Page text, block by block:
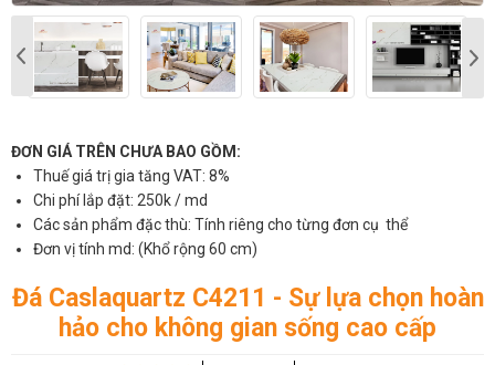
ĐƠN GIÁ TRÊN CHƯA BAO GỒM:
Thuế giá trị gia tăng VAT: 8%
Chi phí lắp đặt: 250k / md
Các sản phẩm đặc thù: Tính riêng cho từng đơn cụ thể
Đơn vị tính md: (Khổ rộng 60 cm)
Đá Caslaquartz C4211 - Sự lựa chọn hoàn
hảo cho không gian sống cao cấp